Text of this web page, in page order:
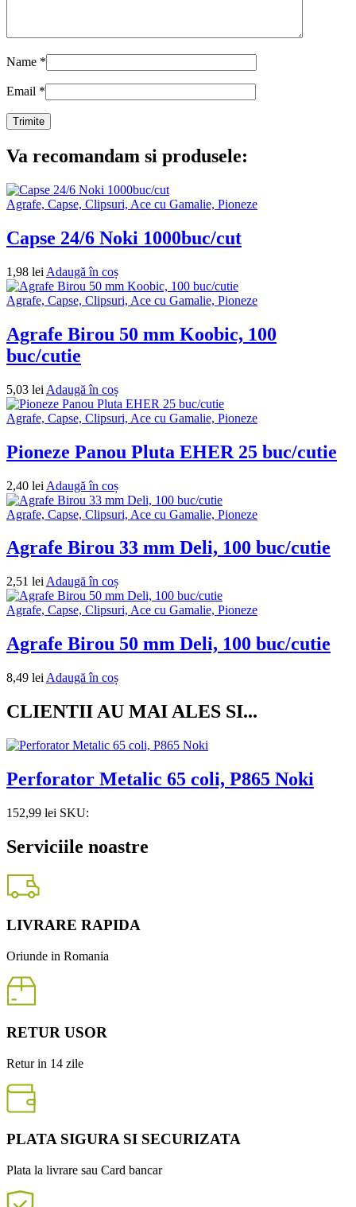
Name *
Email *
Va recomandam si produsele:
Agrafe, Capse, Clipsuri, Ace cu Gamalie, Pioneze
Capse 24/6 Noki 1000buc/cut
1,98 lei Adaugă în coș
Agrafe, Capse, Clipsuri, Ace cu Gamalie, Pioneze
Agrafe Birou 50 mm Koobic, 100
buc/cutie
5,03 lei Adaugă în coș
Agrafe, Capse, Clipsuri, Ace cu Gamalie, Pioneze
Pioneze Panou Pluta EHER 25 buc/cutie
2,40 lei Adaugă în coș
Agrafe, Capse, Clipsuri, Ace cu Gamalie, Pioneze
Agrafe Birou 33 mm Deli, 100 buc/cutie
2,51 lei Adaugă în coș
Agrafe, Capse, Clipsuri, Ace cu Gamalie, Pioneze
Agrafe Birou 50 mm Deli, 100 buc/cutie
8,49 lei Adaugă în coș
CLIENTII AU MAI ALES SI...
Perforator Metalic 65 coli, P865 Noki
152,99 lei SKU:
Serviciile noastre
LIVRARE RAPIDA
Oriunde in Romania
RETUR USOR
Retur in 14 zile
PLATA SIGURA SI SECURIZATA
Plata la livrare sau Card bancar